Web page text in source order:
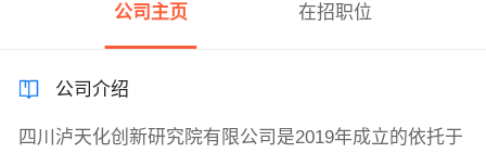
公司主页 在招职位
公司介绍
四川泸天化创新研究院有限公司是2019年成立的依托于